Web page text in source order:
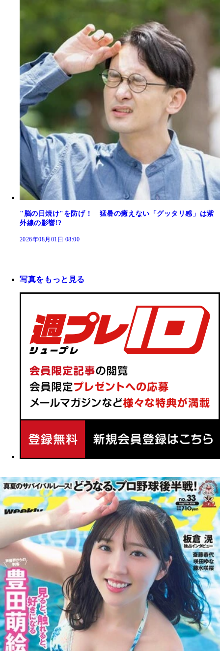
"脳の日焼け"を防げ！ 猛暑の癒えない「グッタリ感」は紫
外線の影響!?
2026年08月01日 08:00
写真をもっと見る